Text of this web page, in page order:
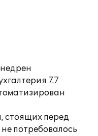
7.7
стоящих перед
потребовалось